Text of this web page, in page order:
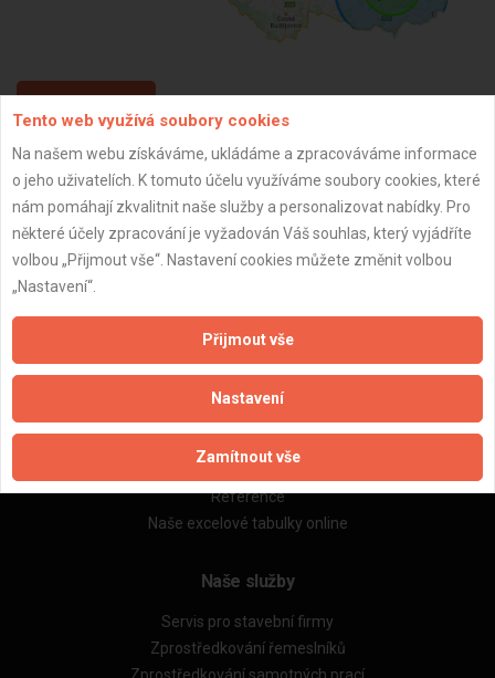
ZPĚT
Aktualizováno z portálu ARES dne 03.12.2025 20:15:02
Naše firmy a řemeslníci
Zpracování a ochrana osobních údajů
Reference
Naše excelové tabulky online
Naše služby
Servis pro stavební firmy
Zprostředkování řemeslníků
Tento web využívá soubory cookies
Na našem webu získáváme, ukládáme a zpracováváme informace
o jeho uživatelích. K tomuto účelu využíváme soubory cookies, které
nám pomáhají zkvalitnit naše služby a personalizovat nabídky. Pro
některé účely zpracování je vyžadován Váš souhlas, který vyjádříte
volbou „Přijmout vše“. Nastavení cookies můžete změnit volbou
„Nastavení“.
Přijmout vše
Nastavení
Zamítnout vše